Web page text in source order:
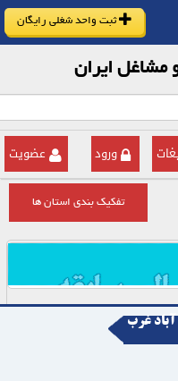
ثبت واحد شغلی رایگان
مشاغل ایران
عضویت ورود
تفکیک بندی استان ها
آباد غرب